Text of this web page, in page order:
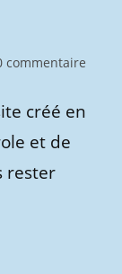
:
commentaire
créé en
et de
rester